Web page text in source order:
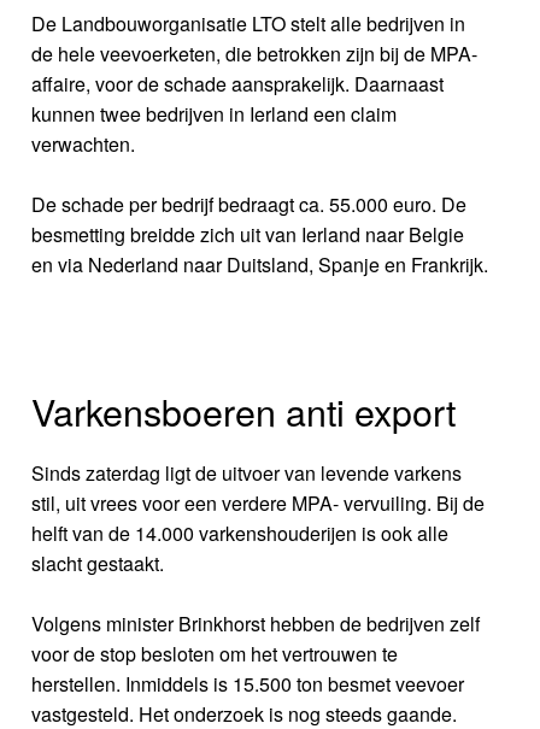
De Landbouworganisatie LTO stelt alle bedrijven in
de hele veevoerketen, die betrokken zijn bij de MPA-
affaire, voor de schade aansprakelijk. Daarnaast
kunnen twee bedrijven in Ierland een claim
verwachten.
De schade per bedrijf bedraagt ca. 55.000 euro. De
besmetting breidde zich uit van Ierland naar Belgie
en via Nederland naar Duitsland, Spanje en Frankrijk.
Varkensboeren anti export
Sinds zaterdag ligt de uitvoer van levende varkens
stil, uit vrees voor een verdere MPA- vervuiling. Bij de
helft van de 14.000 varkenshouderijen is ook alle
slacht gestaakt.
Volgens minister Brinkhorst hebben de bedrijven zelf
voor de stop besloten om het vertrouwen te
herstellen. Inmiddels is 15.500 ton besmet veevoer
vastgesteld. Het onderzoek is nog steeds gaande.